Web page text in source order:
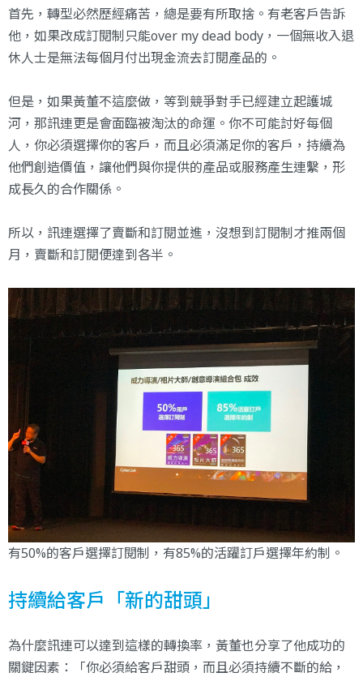
首先，轉型必然歷經痛苦，總是要有所取捨。有老客戶告訴
他，如果改成訂閱制只能over my dead body，一個無收入退
休人士是無法每個月付出現金流去訂閱產品的。
但是，如果黃董不這麼做，等到競爭對手已經建立起護城
河，那訊連更是會面臨被淘汰的命運。你不可能討好每個
人，你必須選擇你的客戶，而且必須滿足你的客戶，持續為
他們創造價值，讓他們與你提供的產品或服務產生連繫，形
成長久的合作關係。
所以，訊連選擇了賣斷和訂閱並進，沒想到訂閱制才推兩個
月，賣斷和訂閱便達到各半。
有50%的客戶選擇訂閱制，有85%的活躍訂戶選擇年約制。
持續給客戶「新的甜頭」
為什麼訊連可以達到這樣的轉換率，黃董也分享了他成功的
關鍵因素：「你必須給客戶甜頭，而且必須持續不斷的給，